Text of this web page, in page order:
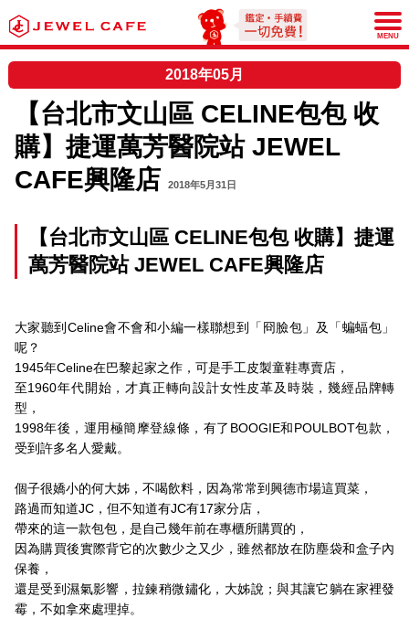
JEWEL CAFE
MENU
2018年05月
【台北市文山區 CELINE包包 收
購】捷運萬芳醫院站 JEWEL
CAFE興隆店
2018年5月31日
【台北市文山區 CELINE包包 收購】捷運
萬芳醫院站 JEWEL CAFE興隆店
大家聽到Celine會不會和小編一樣聯想到「冏臉包」及「蝙蝠包」
呢？
1945年Celine在巴黎起家之作，可是手工皮製童鞋專賣店，
至1960年代開始，才真正轉向設計女性皮革及時裝，幾經品牌轉
型，
1998年後，運用極簡摩登線條，有了BOOGIE和POULBOT包款，
受到許多名人愛戴。
個子很嬌小的何大姊，不喝飲料，因為常常到興德市場這買菜，
路過而知道JC，但不知道有JC有17家分店，
帶來的這一款包包，是自己幾年前在專櫃所購買的，
因為購買後實際背它的次數少之又少，雖然都放在防塵袋和盒子內
保養，
還是受到濕氣影響，拉鍊稍微鏽化，大姊說；與其讓它躺在家裡發
霉，不如拿來處理掉。